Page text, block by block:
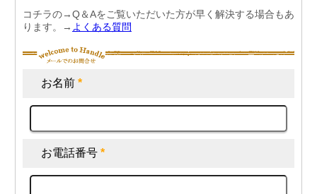
コチラの→Q＆Aをご覧いただいた方が早く解決する場合もあ
ります。→ よくある質問
お名前 *
お電話番号 *